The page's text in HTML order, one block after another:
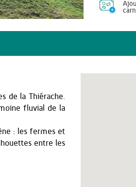
de la Thiérache.
fluvial de la
: les fermes et
entre les